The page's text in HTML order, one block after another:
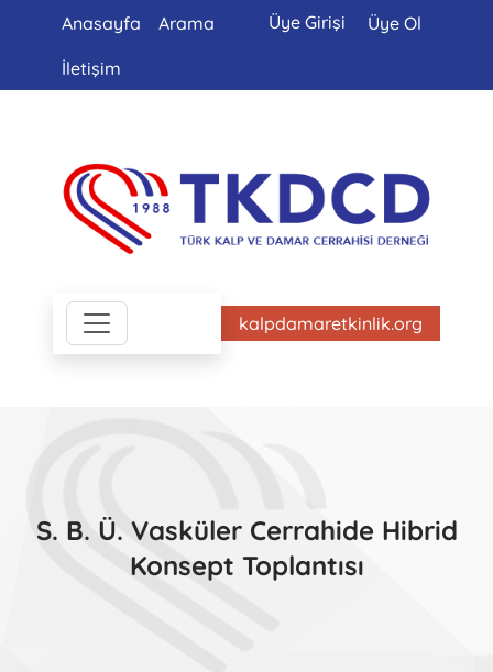
Anasayfa Arama Üye Girişi Üye Ol
İletişim
kalpdamaretkinlik.org
S. B. Ü. Vasküler Cerrahide Hibrid
Konsept Toplantısı